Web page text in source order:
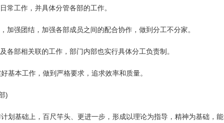
工作，并具体分管各部的工作。
强团结，加强各部成员之间的配合协作，做到分工不分家。
部相关联的工作，部门内部也实行具体分工负责制。
本工作，做到严格要求，追求效率和质量。
)
基础上，百尺竿头、更进一步，形成以理论为指导，精神为基础，能